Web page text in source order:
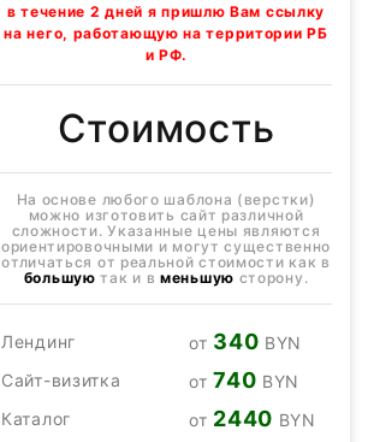
в течение 2 дней я пришлю Вам ссылку
на него, работающую на территории РБ
и РФ.
Стоимость
На основе любого шаблона (верстки)
можно изготовить сайт различной
сложности. Указанные цены являются
ориентировочными и могут существенно
отличаться от реальной стоимости как в
большую так и в меньшую сторону.
Лендинг от 340 BYN
Сайт-визитка
от740 BYN
Каталог
от 2440 BYN